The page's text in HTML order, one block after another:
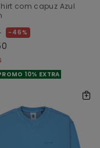
com capuz Azul
46%
10% EXTRA